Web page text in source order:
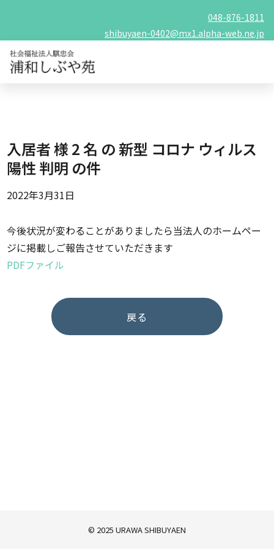
048-876-1811
shibuyaen-0402@mx1.alpha-web.ne.jp
入居者 様 2 名 の 新型 コロナ ウィルス
陽性 判明 の件
2022年3月31日
今後状況が変わることがありましたら当法人のホームペー
ジに掲載しご報告させていただきます
PDFファイル
戻る
© 2025 URAWA SHIBUYAEN